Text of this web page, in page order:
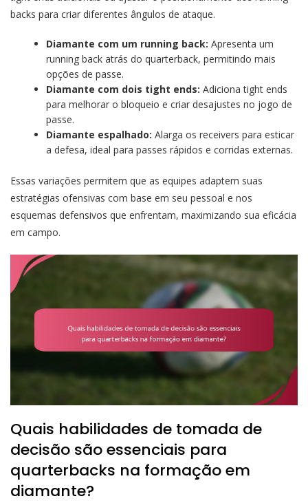
backs para criar diferentes ângulos de ataque.
Diamante com um running back: Apresenta um
running back atrás do quarterback, permitindo mais
opções de passe.
Diamante com dois tight ends: Adiciona tight ends
para melhorar o bloqueio e criar desajustes no jogo de
passe.
Diamante espalhado: Alarga os receivers para esticar
a defesa, ideal para passes rápidos e corridas externas.
Essas variações permitem que as equipes adaptem suas
estratégias ofensivas com base em seu pessoal e nos
esquemas defensivos que enfrentam, maximizando sua eficácia
em campo.
Quais habilidades de tomada de
decisão são essenciais para
quarterbacks na formação em
diamante?